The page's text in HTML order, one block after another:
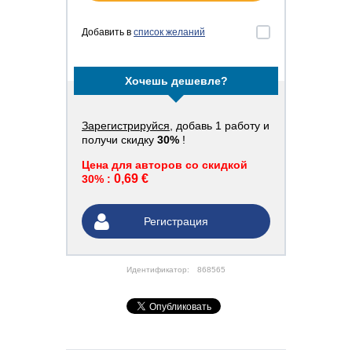
Добавить в список желаний
Хочешь дешевле?
Зарегистрируйся , добавь 1 работу и
получи скидку 30% !
Цена для авторов со скидкой
30% : 0,69 €
Регистрация
Идентификатор: 868565